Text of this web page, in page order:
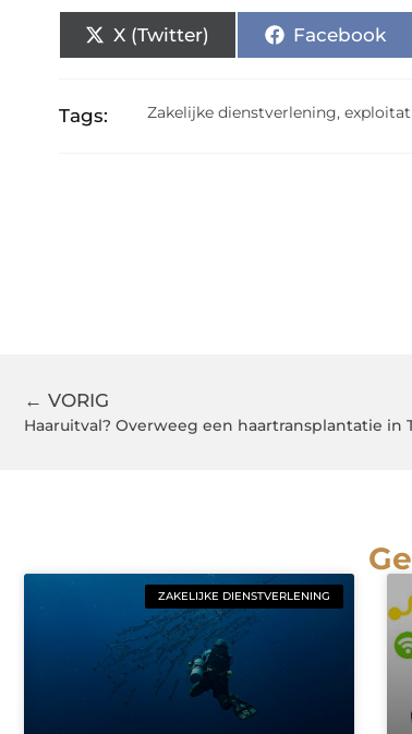
X (Twitter) Facebook
Tags: Zakelijke dienstverlening,
← VORIG
Haaruitval? Overweeg een haartransplantatie in
ZAKELIJKE DIENSTVERLENING